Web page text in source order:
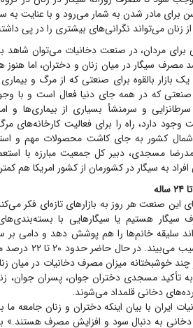
برای مادر شدن به شمار می‌رود و با عنایت
زنان می‌تواند نگرانی‌های بیشتری را در پی
برای مردان، در صنعت دخانیات می‌توان شاهد
مصرف سیگار در میان زنان و دختران، اما
بازار بالقوه برای صنعتی که از مرگ و
که در همه جای دنیا فعال است و با
و سرمنشأ بسیاری از بیماری‌ها و
دارد، راه را برای فعالیت کارخانه‌های
کشور به جای کاشت محصولات مهم و
مسجدی، دبیر کل جمعیت مبارزه با
به سیگار در کشورمان از کشور امریکا هم
این صنعت هر روز به بازار‌های تازه‌ای فکر
هستیم یا سیگار‌هایی با
سلیقه خانم‌ها را هم پوشش دهد و دامی بر
خوشبختانه میزان مصرف دخانیات در میان
به تأکید مسجدی دختران جوان، پسران جوان،
دخانی قلمداد می‌شوند.
ایران با بیان اینکه دختران و زنان
به دنبال سود و افزایش مصرف هستند.»